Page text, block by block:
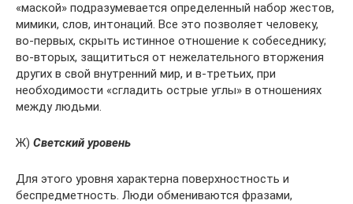
«маской» подразумевается определенный набор жестов,
мимики, слов, интонаций. Все это позволяет человеку,
во-первых, скрыть истинное отношение к собеседнику;
во-вторых, защититься от нежелательного вторжения
других в свой внутренний мир, и в-третьих, при
необходимости «сгладить острые углы» в отношениях
между людьми.
Ж) Светский уровень
Для этого уровня характерна поверхностность и
беспредметность. Люди обмениваются фразами,